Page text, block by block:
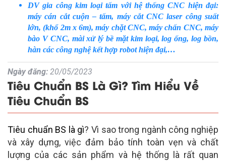
DV gia công kim loại tấm với hệ thống CNC hiện đại:
máy cán cắt cuộn – tấm, máy cắt CNC laser công suất
lớn, (khổ 2m x 6m), máy chặt CNC, máy chấn CNC, máy
bào V CNC, mài xử lý bề mặt kim loại, log ống, log bồn,
hàn các công nghệ kết hợp robot hiện đại,…
Ngày đăng: 20/05/2023
Tiêu Chuẩn BS Là Gì? Tìm Hiểu Về
Tiêu Chuẩn BS
Tiêu chuẩn BS là gì? Vì sao trong ngành công nghiệp
và xây dựng, việc đảm bảo tính toàn vẹn và chất
lượng của các sản phẩm và hệ thống là rất quan